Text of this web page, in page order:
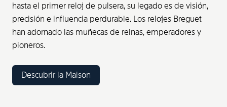
hasta el primer reloj de pulsera, su legado es de visión,
precisión e influencia perdurable. Los relojes Breguet
han adornado las muñecas de reinas, emperadores y
pioneros.
Descubrir la Maison